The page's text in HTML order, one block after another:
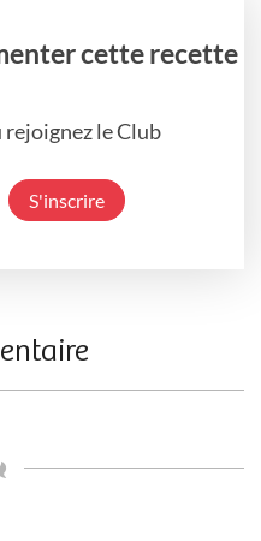
cette recette
le Club
S'inscrire